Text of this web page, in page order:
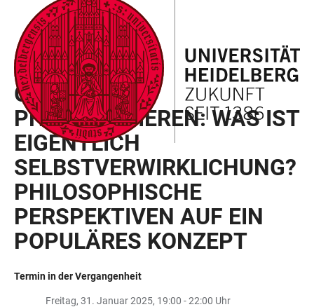
LINKS
ZUR
BARRIEREFREIHEIT
ZUM
HAUPTINHALT
HAUPTNAVIGATION
ÖFFNEN
WEBSEITENSUCHE
ÖFFNEN
INSPIRATION PHILOSOPHIE
GEMEINSAM
PHILOSOPHIEREN: WAS IST
EIGENTLICH
SELBSTVERWIRKLICHUNG?
PHILOSOPHISCHE
PERSPEKTIVEN AUF EIN
POPULÄRES KONZEPT
Termin in der Vergangenheit
Freitag, 31. Januar 2025, 19:00 - 22:00 Uhr